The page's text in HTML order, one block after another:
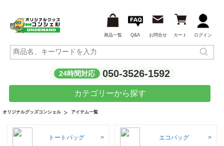
商品一覧 Q&A お問合せ カート ログイン
24時間対応 050-3526-1592
カテゴリーから探す
オリジナルグッズコンシェル アイテム一覧
トートバッグ エコバッグ